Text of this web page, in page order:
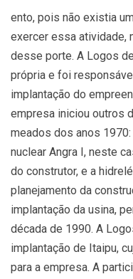
ento, pois não existia
exercer essa atividade,
desse porte. A Logos
própria e foi
implantação do
empresa iniciou outros
meados dos anos
nuclear Angra I, neste
do construtor, e a
planejamento da
implantação da usina,
década de 1990. A
implantação de Itaipu,
para a empresa. A